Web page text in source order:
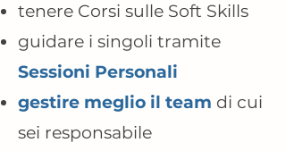
tenere Corsi sulle Soft Skills
guidare i singoli tramite
Sessioni Personali
gestire meglio il team di cui
sei responsabile